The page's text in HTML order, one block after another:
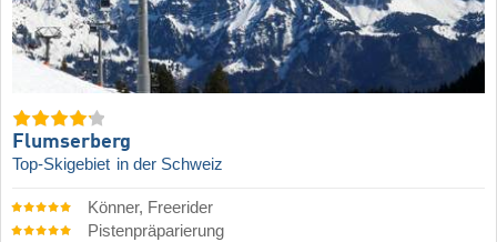
Flumserberg
Top-Skigebiet in der Schweiz
Könner, Freerider
Pistenpräparierung